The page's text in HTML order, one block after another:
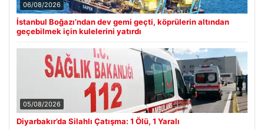
06/08/2026
İstanbul Boğazı’ndan dev gemi geçti, köprülerin altından
geçebilmek için kulelerini yatırdı
05/08/2026
Diyarbakır’da Silahlı Çatışma: 1 Ölü, 1 Yaralı